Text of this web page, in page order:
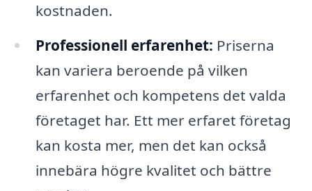
kostnaden.
Professionell erfarenhet: Priserna
kan variera beroende på vilken
erfarenhet och kompetens det valda
företaget har. Ett mer erfaret företag
kan kosta mer, men det kan också
innebära högre kvalitet och bättre